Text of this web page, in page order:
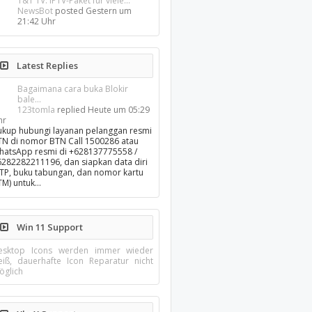
NewsBot posted Gestern um
21:42 Uhr
Latest Replies
Bagaimana cara buka Blokir
bale...
123tomla replied Heute um 05:29
hubungi layanan pelanggan resmi
di nomor BTN Call 1500286 atau
resmi di +628137775558 /
dan siapkan data diri
buku tabungan, dan nomor kartu
untuk…
Win 11 Support
Icons werden immer wieder
dauerhafte Icon Reparatur nicht